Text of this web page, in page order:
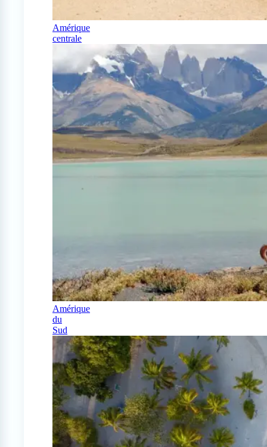
Amérique
centrale
Amérique
du
Sud